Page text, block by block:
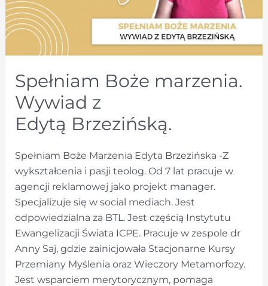
Spełniam Boże marzenia.
Wywiad z
Edytą Brzezińską.
Spełniam Boże Marzenia Edyta Brzezińska -Z
wykształcenia i pasji teolog. Od 7 lat pracuje w
agencji reklamowej jako projekt manager.
Specjalizuje się w social mediach. Jest
odpowiedzialna za BTL. Jest częścią Instytutu
Ewangelizacji Świata ICPE. Pracuje w zespole dr
Anny Saj, gdzie zainicjowała Stacjonarne Kursy
Przemiany Myślenia oraz Wieczory Metamorfozy.
Jest wsparciem merytorycznym, pomaga